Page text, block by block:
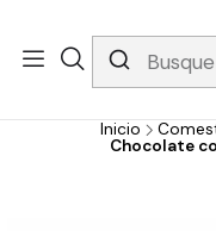
Whatsapp 3229079958/
gratis apartir de 199.000!
Inicio
Chocolate